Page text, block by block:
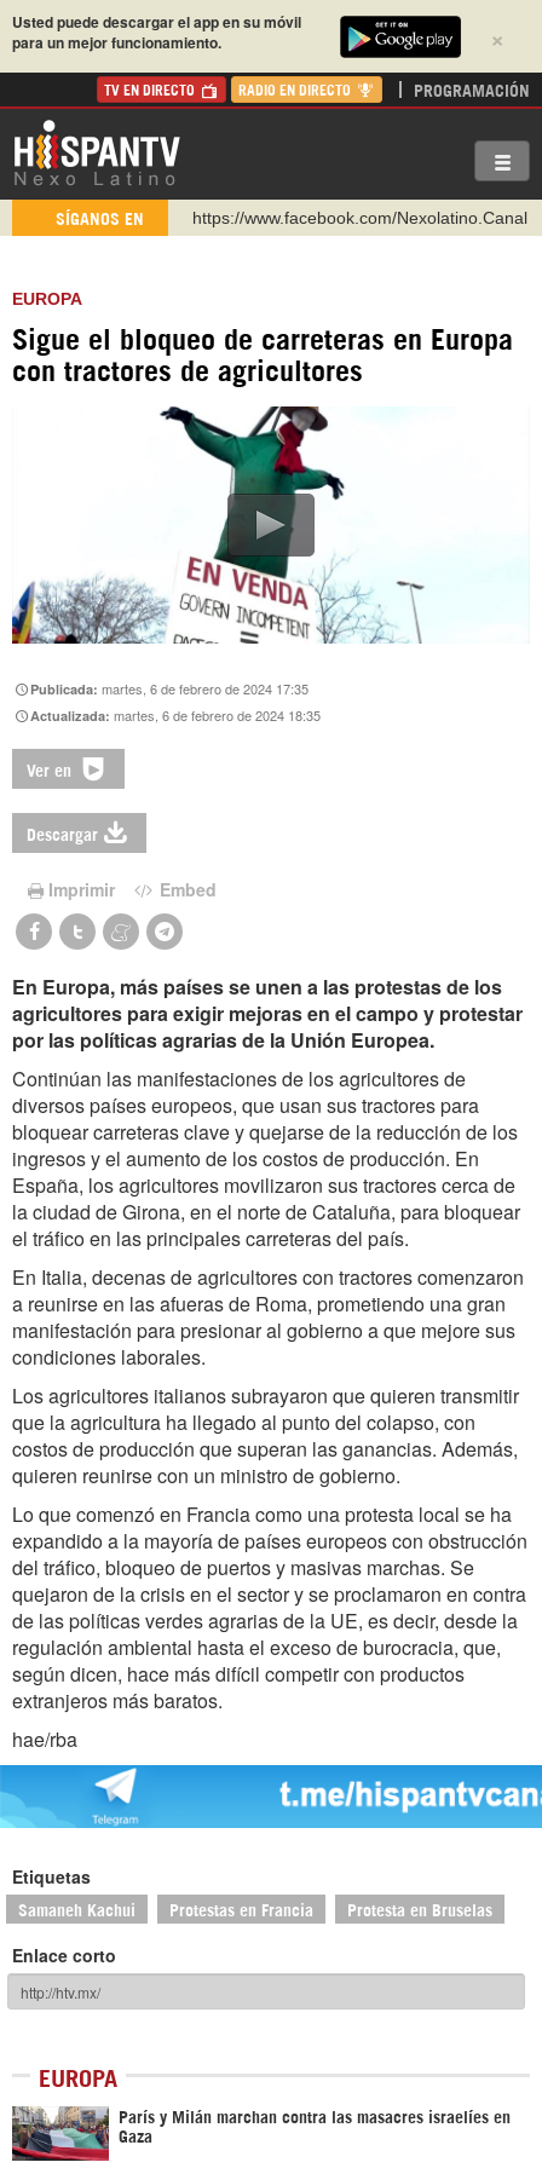
×
Usted puede descargar el app en su móvil
para un mejor funcionamiento.
TV EN DIRECTO RADIO EN DIRECTO PROGRAMACIÓN
SÍGANOS EN
https://www.facebook.com/Nexolatino.Canal
https://t.me/hispantvcanal
https://urmedium.com/c/hispantv
Instagram como: hispan_tv
EUROPA
Sigue el bloqueo de carreteras en Europa
con tractores de agricultores
Publicada:martes, 6 de febrero de 2024 17:35
Actualizada:martes, 6 de febrero de 2024 18:35
Ver en
Descargar
Imprimir Embed
En Europa, más países se unen a las protestas de los
agricultores para exigir mejoras en el campo y protestar
por las políticas agrarias de la Unión Europea.
Continúan las manifestaciones de los agricultores de
diversos países europeos, que usan sus tractores para
bloquear carreteras clave y quejarse de la reducción de los
ingresos y el aumento de los costos de producción. En
España, los agricultores movilizaron sus tractores cerca de
la ciudad de Girona, en el norte de Cataluña, para bloquear
el tráfico en las principales carreteras del país.
En Italia, decenas de agricultores con tractores comenzaron
a reunirse en las afueras de Roma, prometiendo una gran
manifestación para presionar al gobierno a que mejore sus
condiciones laborales.
Los agricultores italianos subrayaron que quieren transmitir
que la agricultura ha llegado al punto del colapso, con
costos de producción que superan las ganancias. Además,
quieren reunirse con un ministro de gobierno.
Lo que comenzó en Francia como una protesta local se ha
expandido a la mayoría de países europeos con obstrucción
del tráfico, bloqueo de puertos y masivas marchas. Se
quejaron de la crisis en el sector y se proclamaron en contra
de las políticas verdes agrarias de la UE, es decir, desde la
regulación ambiental hasta el exceso de burocracia, que,
según dicen, hace más difícil competir con productos
extranjeros más baratos.
hae/rba
Etiquetas
Samaneh Kachui Protestas en Francia Protesta en Bruselas
Enlace corto
EUROPA
París y Milán marchan contra las masacres israelíes en
Gaza